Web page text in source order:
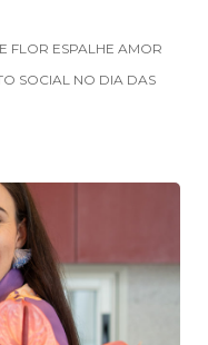
FLOR ESPALHE AMOR
SOCIAL NO DIA DAS